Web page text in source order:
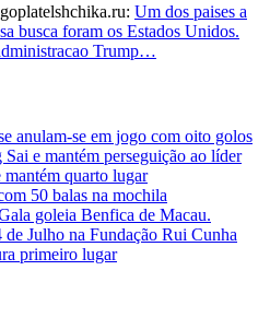
Um dos paises a
busca foram os Estados Unidos.
Trump…
anulam-se em jogo com oito golos
e mantém perseguição ao líder
mantém quarto lugar
50 balas na mochila
goleia Benfica de Macau.
Julho na Fundação Rui Cunha
primeiro lugar